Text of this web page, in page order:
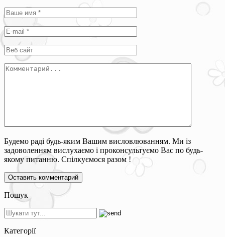
Будемо раді будь-яким Вашим висловлюванням. Ми із
задоволенням вислухаємо і проконсультуємо Вас по будь-
якому питанню. Спілкуємося разом !
Пошук
Категорії